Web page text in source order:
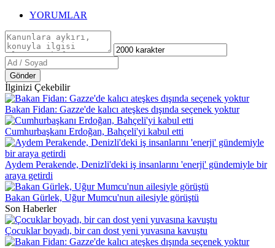
YORUMLAR
Gönder
İlginizi Çekebilir
Bakan Fidan: Gazze'de kalıcı ateşkes dışında seçenek yoktur
Cumhurbaşkanı Erdoğan, Bahçeli'yi kabul etti
Aydem Perakende, Denizli'deki iş insanlarını 'enerji' gündemiyle bir
araya getirdi
Bakan Gürlek, Uğur Mumcu'nun ailesiyle görüştü
Son Haberler
Çocuklar boyadı, bir can dost yeni yuvasına kavuştu